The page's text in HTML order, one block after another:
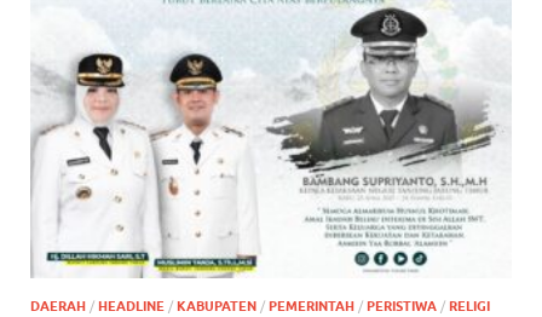
DAERAH / HEADLINE / KABUPATEN / PEMERINTAH / PERISTIWA / RELIGI